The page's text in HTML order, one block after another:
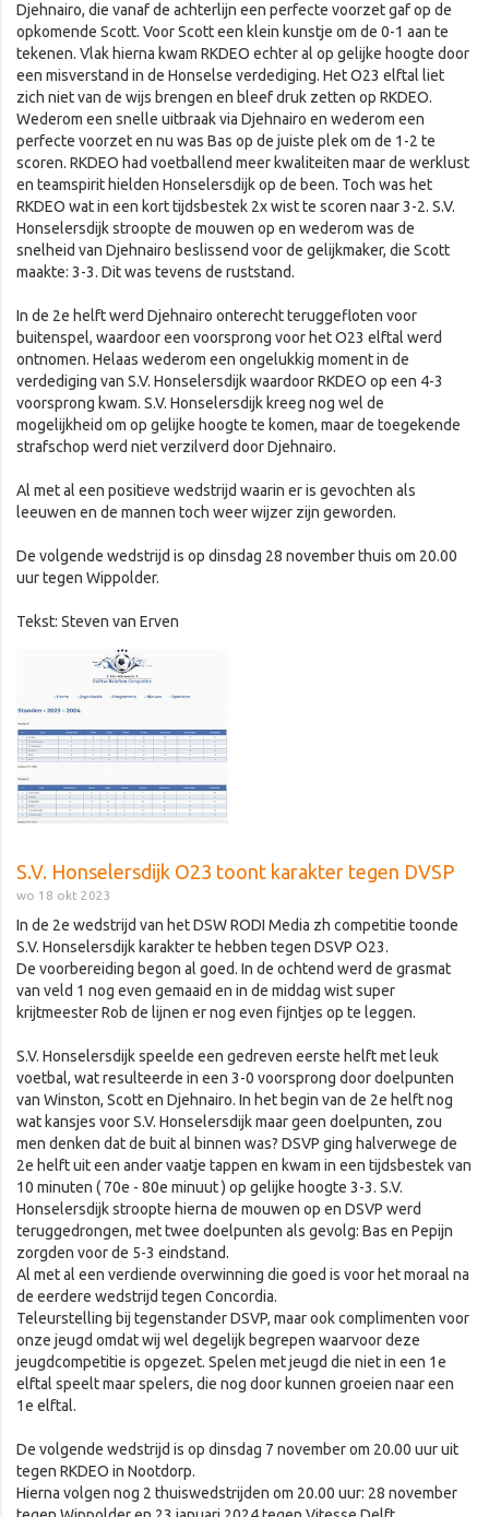
Djehnairo, die vanaf de achterlijn een perfecte voorzet gaf op de
opkomende Scott. Voor Scott een klein kunstje om de 0-1 aan te
tekenen. Vlak hierna kwam RKDEO echter al op gelijke hoogte door
een misverstand in de Honselse verdediging. Het O23 elftal liet
zich niet van de wijs brengen en bleef druk zetten op RKDEO.
Wederom een snelle uitbraak via Djehnairo en wederom een
perfecte voorzet en nu was Bas op de juiste plek om de 1-2 te
scoren. RKDEO had voetballend meer kwaliteiten maar de werklust
en teamspirit hielden Honselersdijk op de been. Toch was het
RKDEO wat in een kort tijdsbestek 2x wist te scoren naar 3-2. S.V.
Honselersdijk stroopte de mouwen op en wederom was de
snelheid van Djehnairo beslissend voor de gelijkmaker, die Scott
maakte: 3-3. Dit was tevens de ruststand.
In de 2e helft werd Djehnairo onterecht teruggefloten voor
buitenspel, waardoor een voorsprong voor het O23 elftal werd
ontnomen. Helaas wederom een ongelukkig moment in de
verdediging van S.V. Honselersdijk waardoor RKDEO op een 4-3
voorsprong kwam. S.V. Honselersdijk kreeg nog wel de
mogelijkheid om op gelijke hoogte te komen, maar de toegekende
strafschop werd niet verzilverd door Djehnairo.
Al met al een positieve wedstrijd waarin er is gevochten als
leeuwen en de mannen toch weer wijzer zijn geworden.
De volgende wedstrijd is op dinsdag 28 november thuis om 20.00
uur tegen Wippolder.
Tekst: Steven van Erven
S.V. Honselersdijk O23 toont karakter tegen DVSP
wo 18 okt 2023
In de 2e wedstrijd van het DSW RODI Media zh competitie toonde
S.V. Honselersdijk karakter te hebben tegen DSVP O23.
De voorbereiding begon al goed. In de ochtend werd de grasmat
van veld 1 nog even gemaaid en in de middag wist super
krijtmeester Rob de lijnen er nog even fijntjes op te leggen.
S.V. Honselersdijk speelde een gedreven eerste helft met leuk
voetbal, wat resulteerde in een 3-0 voorsprong door doelpunten
van Winston, Scott en Djehnairo. In het begin van de 2e helft nog
wat kansjes voor S.V. Honselersdijk maar geen doelpunten, zou
men denken dat de buit al binnen was? DSVP ging halverwege de
2e helft uit een ander vaatje tappen en kwam in een tijdsbestek van
10 minuten ( 70e - 80e minuut ) op gelijke hoogte 3-3. S.V.
Honselersdijk stroopte hierna de mouwen op en DSVP werd
teruggedrongen, met twee doelpunten als gevolg: Bas en Pepijn
zorgden voor de 5-3 eindstand.
Al met al een verdiende overwinning die goed is voor het moraal na
de eerdere wedstrijd tegen Concordia.
Teleurstelling bij tegenstander DSVP, maar ook complimenten voor
onze jeugd omdat wij wel degelijk begrepen waarvoor deze
jeugdcompetitie is opgezet. Spelen met jeugd die niet in een 1e
elftal speelt maar spelers, die nog door kunnen groeien naar een
1e elftal.
De volgende wedstrijd is op dinsdag 7 november om 20.00 uur uit
tegen RKDEO in Nootdorp.
Hierna volgen nog 2 thuiswedstrijden om 20.00 uur: 28 november